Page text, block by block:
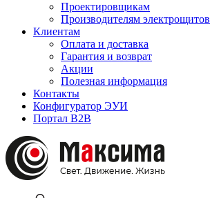
Проектировщикам
Производителям электрощитов
Клиентам
Оплата и доставка
Гарантия и возврат
Акции
Полезная информация
Контакты
Конфигуратор ЭУИ
Портал B2B